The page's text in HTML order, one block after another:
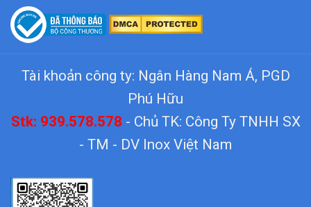
Tài khoản công ty: Ngân Hàng Nam Á, PGD
Phú Hữu
Stk: 939.578.578 - Chủ TK: Công Ty TNHH SX
- TM - DV Inox Việt Nam